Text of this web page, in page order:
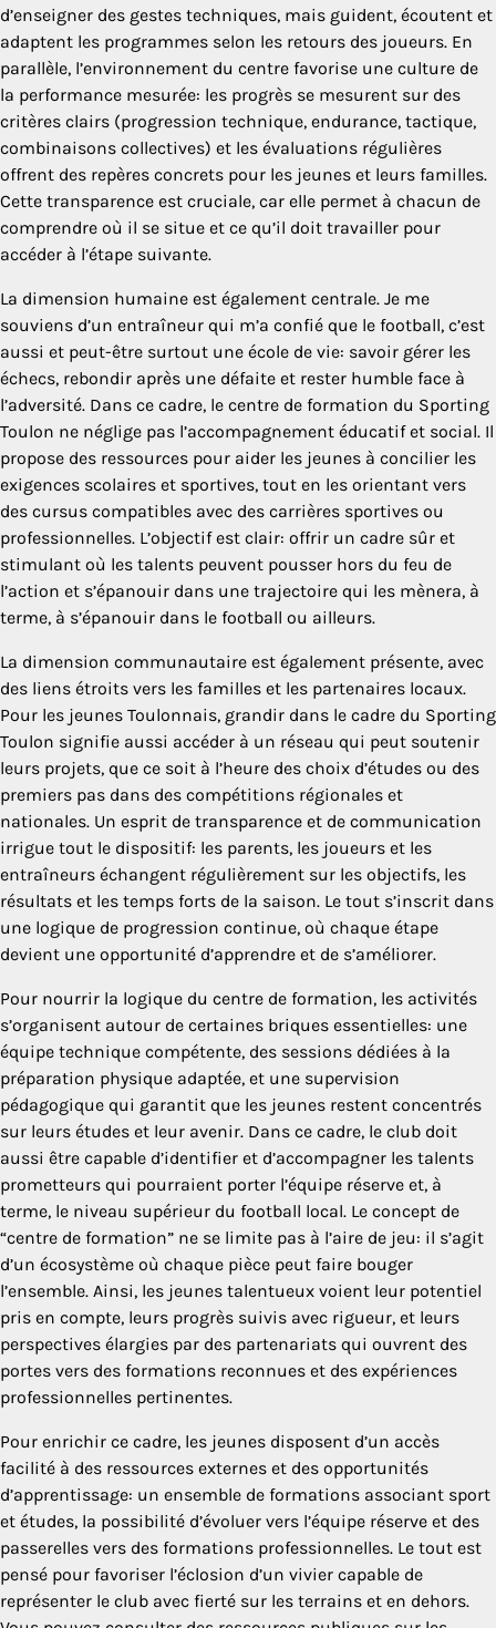
d’enseigner des gestes techniques, mais guident, écoutent et
adaptent les programmes selon les retours des joueurs. En
parallèle, l’environnement du centre favorise une culture de
la performance mesurée: les progrès se mesurent sur des
critères clairs (progression technique, endurance, tactique,
combinaisons collectives) et les évaluations régulières
offrent des repères concrets pour les jeunes et leurs familles.
Cette transparence est cruciale, car elle permet à chacun de
comprendre où il se situe et ce qu’il doit travailler pour
accéder à l’étape suivante.
La dimension humaine est également centrale. Je me
souviens d’un entraîneur qui m’a confié que le football, c’est
aussi et peut-être surtout une école de vie: savoir gérer les
échecs, rebondir après une défaite et rester humble face à
l’adversité. Dans ce cadre, le centre de formation du Sporting
Toulon ne néglige pas l’accompagnement éducatif et social. Il
propose des ressources pour aider les jeunes à concilier les
exigences scolaires et sportives, tout en les orientant vers
des cursus compatibles avec des carrières sportives ou
professionnelles. L’objectif est clair: offrir un cadre sûr et
stimulant où les talents peuvent pousser hors du feu de
l’action et s’épanouir dans une trajectoire qui les mènera, à
terme, à s’épanouir dans le football ou ailleurs.
La dimension communautaire est également présente, avec
des liens étroits vers les familles et les partenaires locaux.
Pour les jeunes Toulonnais, grandir dans le cadre du Sporting
Toulon signifie aussi accéder à un réseau qui peut soutenir
leurs projets, que ce soit à l’heure des choix d’études ou des
premiers pas dans des compétitions régionales et
nationales. Un esprit de transparence et de communication
irrigue tout le dispositif: les parents, les joueurs et les
entraîneurs échangent régulièrement sur les objectifs, les
résultats et les temps forts de la saison. Le tout s’inscrit dans
une logique de progression continue, où chaque étape
devient une opportunité d’apprendre et de s’améliorer.
Pour nourrir la logique du centre de formation, les activités
s’organisent autour de certaines briques essentielles: une
équipe technique compétente, des sessions dédiées à la
préparation physique adaptée, et une supervision
pédagogique qui garantit que les jeunes restent concentrés
sur leurs études et leur avenir. Dans ce cadre, le club doit
aussi être capable d’identifier et d’accompagner les talents
prometteurs qui pourraient porter l’équipe réserve et, à
terme, le niveau supérieur du football local. Le concept de
“centre de formation” ne se limite pas à l’aire de jeu: il s’agit
d’un écosystème où chaque pièce peut faire bouger
l’ensemble. Ainsi, les jeunes talentueux voient leur potentiel
pris en compte, leurs progrès suivis avec rigueur, et leurs
perspectives élargies par des partenariats qui ouvrent des
portes vers des formations reconnues et des expériences
professionnelles pertinentes.
Pour enrichir ce cadre, les jeunes disposent d’un accès
facilité à des ressources externes et des opportunités
d’apprentissage: un ensemble de formations associant sport
et études, la possibilité d’évoluer vers l’équipe réserve et des
passerelles vers des formations professionnelles. Le tout est
pensé pour favoriser l’éclosion d’un vivier capable de
représenter le club avec fierté sur les terrains et en dehors.